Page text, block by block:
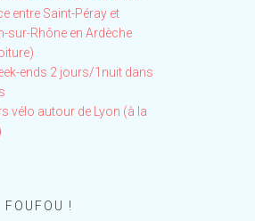
entre Saint-Péray et
sur-Rhône en Ardèche
ends 2 jours/1nuit dans
vélo autour de Lyon (à la
!